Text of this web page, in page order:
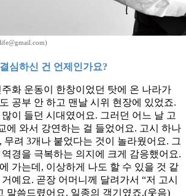
심하신 건 언제인가요?
화 운동이 한창이었던 탓에 온 나라가
공부 안 하고 맨날 시위 현장에 있었죠.
이 들던 시대였어요. 그러던 어느 날 고
에 와서 강연하는 걸 들었어요. 고시 하나
무려 3개나 붙었다는 것이 놀라웠어요. 그
경을 극복하는 의지에 크게 감응했어요.
가는데, 이상하게 나도 할 수 있을 것 같
예요. 곧장 어머니께 달려가서 “저 고시
말씀드렸어요. 일종의 객기였죠.(웃음)